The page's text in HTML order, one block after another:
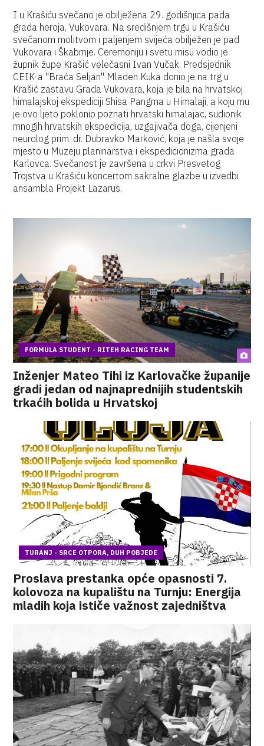
I u Krašiću svečano je obilježena 29. godišnjica pada
grada heroja, Vukovara. Na središnjem trgu u Krašiću
svečanom molitvom i paljenjem svijeća obilježen je pad
Vukovara i Škabrnje. Ceremoniju i svetu misu vodio je
župnik župe Krašić velečasni Ivan Vučak. Predsjednik
CEIK-a "Braća Seljan" Mladen Kuka donio je na trg u
Krašić zastavu Grada Vukovara, koja je bila na hrvatskoj
himalajskoj ekspediciji Shisa Pangma u Himalaji, a koju mu
je ovo ljeto poklonio poznati hrvatski himalajac, sudionik
mnogih hrvatskih ekspedicija, uzgajivača doga, cijenjeni
neurolog prim. dr. Dubravko Marković, koja je našla svoje
mjesto u Muzeju planinarstva i ekspedicionizma grada
Karlovca. Svečanost je završena u crkvi Presvetog
Trojstva u Krašiću koncertom sakralne glazbe u izvedbi
ansambla Projekt Lazarus.
FORMULA STUDENT - RITEH RACING TEAM
Inženjer Mateo Tihi iz Karlovačke županije
gradi jedan od najnaprednijih studentskih
trkaćih bolida u Hrvatskoj
TURANJ - SRCE OTPORA, DUH POBJEDE
Proslava prestanka opće opasnosti 7.
kolovoza na kupalištu na Turnju: Energija
mladih koja ističe važnost zajedništva